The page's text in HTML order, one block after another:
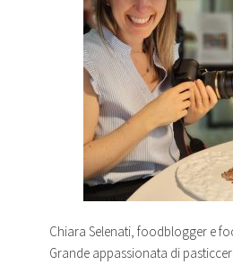
Chiara Selenati, foodblogger e
Grande appassionata di